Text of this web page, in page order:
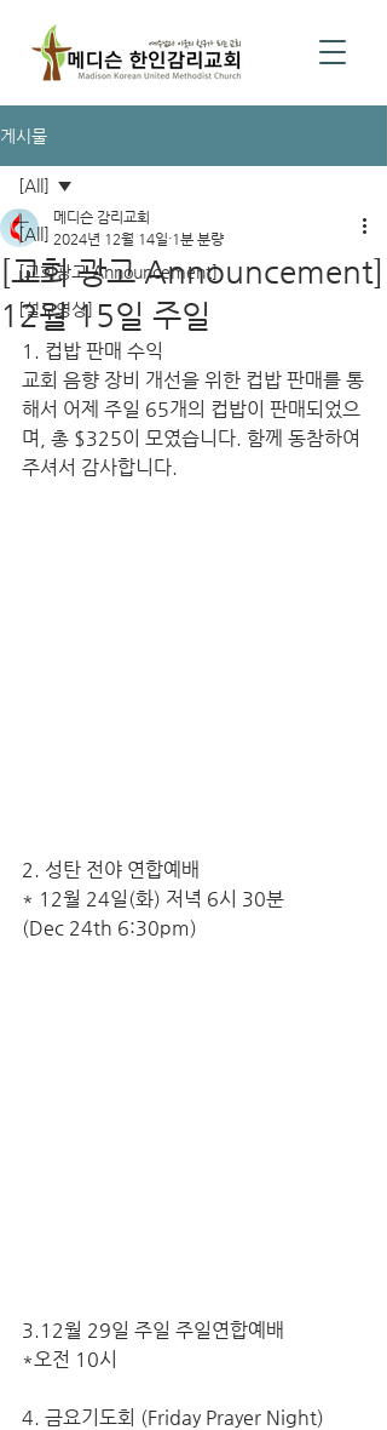
게시물
[All]
[교회광고 Announcement]
[설교영상]
[All]
[교회 광고 Announcement]
12월 15일 주일
메디슨 감리교회
2024년 12월 14일 1분 분량
1. 컵밥 판매 수익
교회 음향 장비 개선을 위한 컵밥 판매를 통
해서 어제 주일 65개의 컵밥이 판매되었으
며, 총 $325이 모였습니다. 함께 동참하여
주셔서 감사합니다.
2. 성탄 전야 연합예배
* 12월 24일(화) 저녁 6시 30분
(Dec 24th 6:30pm)
3.12월 29일 주일 주일연합예배
*오전 10시
4. 금요기도회 (Friday Prayer Night)